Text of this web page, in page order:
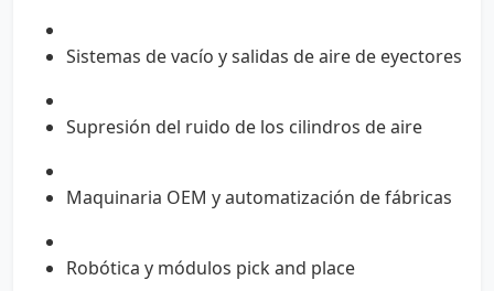
Sistemas de vacío y salidas de aire de eyectores
Supresión del ruido de los cilindros de aire
Maquinaria OEM y automatización de fábricas
Robótica y módulos pick and place